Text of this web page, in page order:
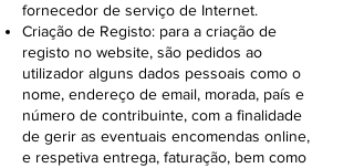
fornecedor de serviço de Internet.
Criação de Registo: para a criação de
registo no website, são pedidos ao
utilizador alguns dados pessoais como o
nome, endereço de email, morada, país e
número de contribuinte, com a finalidade
de gerir as eventuais encomendas online,
e respetiva entrega, faturação, bem como